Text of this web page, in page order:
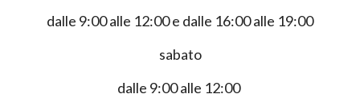
dalle 9:00 alle 12:00 e dalle 16:00 alle 19:00
sabato
dalle 9:00 alle 12:00